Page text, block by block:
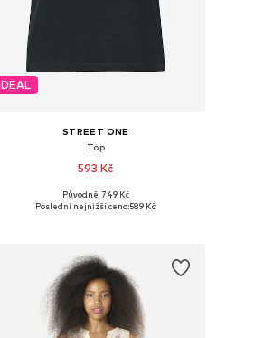
DEAL
STREET ONE
Top
593 Kč
Dostupné v mnoha velikostech
Původně: 749 Kč
Poslední nejnižší cena:589 Kč